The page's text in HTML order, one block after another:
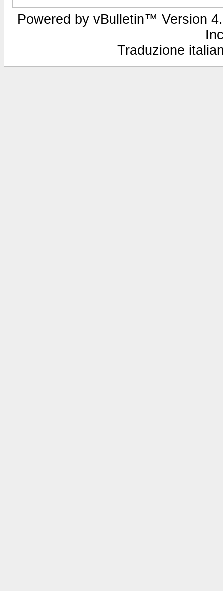
Powered by vBulletin™ Version
Traduzione